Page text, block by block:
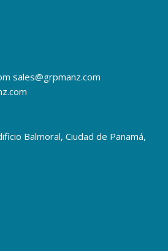
sales@grpmanz.com
Balmoral, Ciudad de Panamá,